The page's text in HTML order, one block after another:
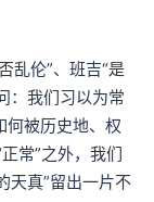
乱伦”、班吉“是
：我们习以为常
何被历史地、权
常”之外，我们
天真”留出一片不